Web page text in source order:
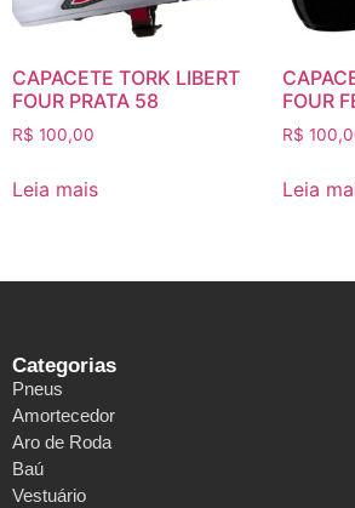
CAPACETE TORK LIBERT
FOUR PRATA 58
R$ 100,00
Leia mais
FOUR
R$
Leia
Categorias
Pneus
Amortecedor
Aro de Roda
Baú
Vestuário